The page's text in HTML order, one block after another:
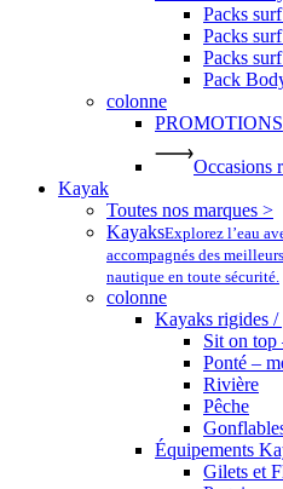
Packs
Packs
Packs
Pack
colonne
PROMOTIONS
Occasions
Kayak
Toutes nos marques >
KayaksExplorez l’eau
accompagnés des
nautique en toute sécurité.
colonne
Kayaks rigides /
Sit on top
Ponté –
Rivière
Pêche
Équipements
Gilets et